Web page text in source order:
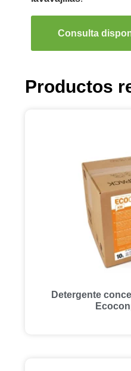
Consulta
Productos
Detergente